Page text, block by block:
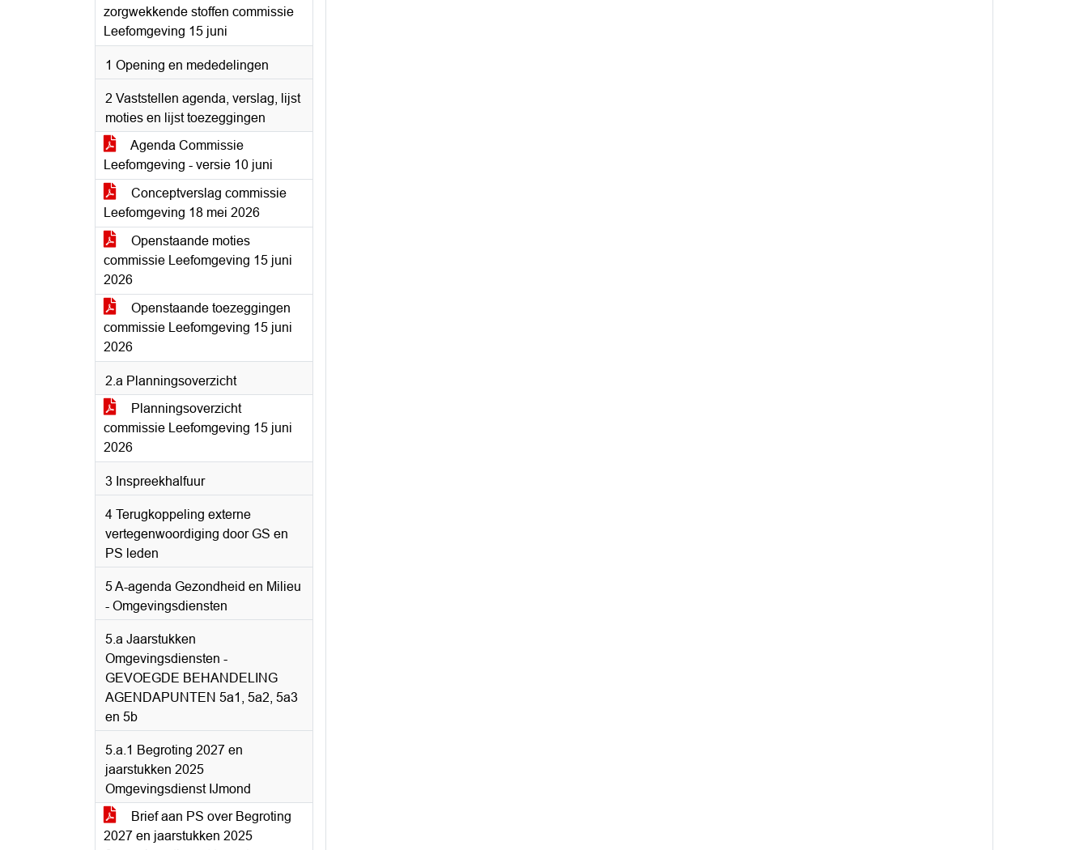
zorgwekkende stoffen commissie
Leefomgeving 15 juni
1 Opening en mededelingen
2 Vaststellen agenda, verslag, lijst
moties en lijst toezeggingen
Agenda Commissie
Leefomgeving - versie 10 juni
Conceptverslag commissie
Leefomgeving 18 mei 2026
Openstaande moties
commissie Leefomgeving 15 juni
2026
Openstaande toezeggingen
commissie Leefomgeving 15 juni
2026
2.a Planningsoverzicht
Planningsoverzicht
commissie Leefomgeving 15 juni
2026
3 Inspreekhalfuur
4 Terugkoppeling externe
vertegenwoordiging door GS en
PS leden
5 A-agenda Gezondheid en Milieu
- Omgevingsdiensten
5.a Jaarstukken
Omgevingsdiensten -
GEVOEGDE BEHANDELING
AGENDAPUNTEN 5a1, 5a2, 5a3
en 5b
5.a.1 Begroting 2027 en
jaarstukken 2025
Omgevingsdienst IJmond
Brief aan PS over Begroting
2027 en jaarstukken 2025